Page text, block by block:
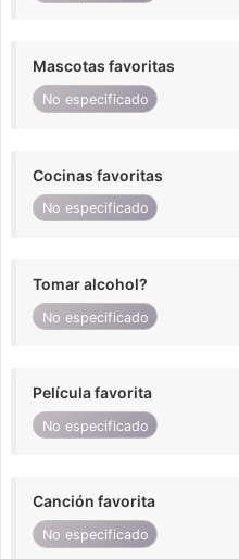
Mascotas favoritas
No especificado
Cocinas favoritas
No especificado
Tomar alcohol?
No especificado
Película favorita
No especificado
Canción favorita
No especificado